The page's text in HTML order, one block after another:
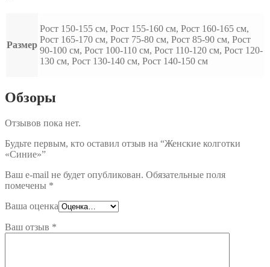
Размер
Рост 150-155 см, Рост 155-160 см, Рост 160-165 см,
Рост 165-170 см, Рост 75-80 см, Рост 85-90 см, Рост
90-100 см, Рост 100-110 см, Рост 110-120 см, Рост 120-
130 см, Рост 130-140 см, Рост 140-150 см
Обзоры
Отзывов пока нет.
Будьте первым, кто оставил отзыв на “Женские колготки
«Синие»”
Ваш e-mail не будет опубликован. Обязательные поля
помечены *
Ваша оценка
Ваш отзыв *